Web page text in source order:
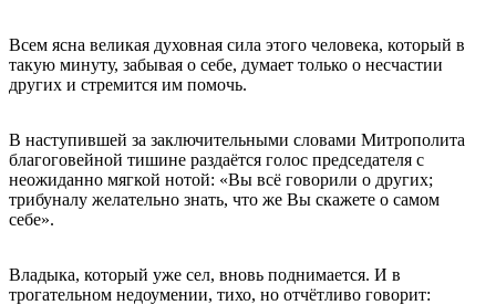
Всем ясна великая духовная сила этого человека, который в
такую минуту, забывая о себе, думает только о несчастии
других и стремится им помочь.
В наступившей за заключительными словами Митрополита
благоговейной тишине раздаётся голос председателя с
неожиданно мягкой нотой: «Вы всё говорили о других;
трибуналу желательно знать, что же Вы скажете о самом
себе».
Владыка, который уже сел, вновь поднимается. И в
трогательном недоумении, тихо, но отчётливо говорит: